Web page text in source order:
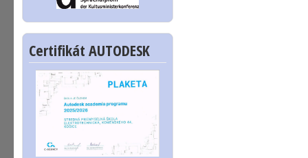
Certifikát AUTODESK